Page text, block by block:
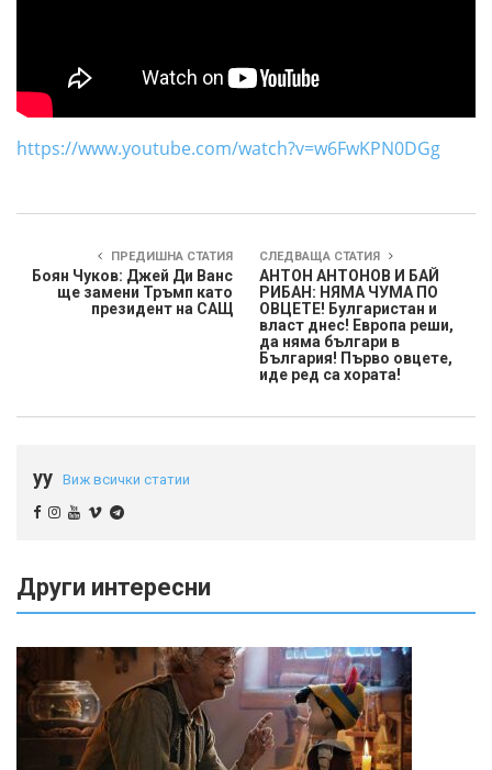
https://www.youtube.com/watch?v=w6FwKPN0DGg
ПРЕДИШНА СТАТИЯ
Боян Чуков: Джей Ди Ванс
ще замени Тръмп като
президент на САЩ
СЛЕДВАЩА СТАТИЯ
АНТОН АНТОНОВ И БАЙ
РИБАН: НЯМА ЧУМА ПО
ОВЦЕТЕ! Булгаристан и
власт днес! Европа реши,
да няма българи в
България! Първо овцете,
иде ред са хората!
yy Виж всички статии
Други интересни